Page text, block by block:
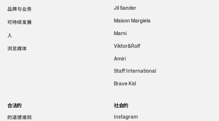
品牌与业务
可持续发展
人
浏览媒体
Jil Sander
Maison Margiela
Marni
Viktor&Rolf
Amiri
Staff International
Brave Kid
合法的
的道德准则
社会的
Instagram